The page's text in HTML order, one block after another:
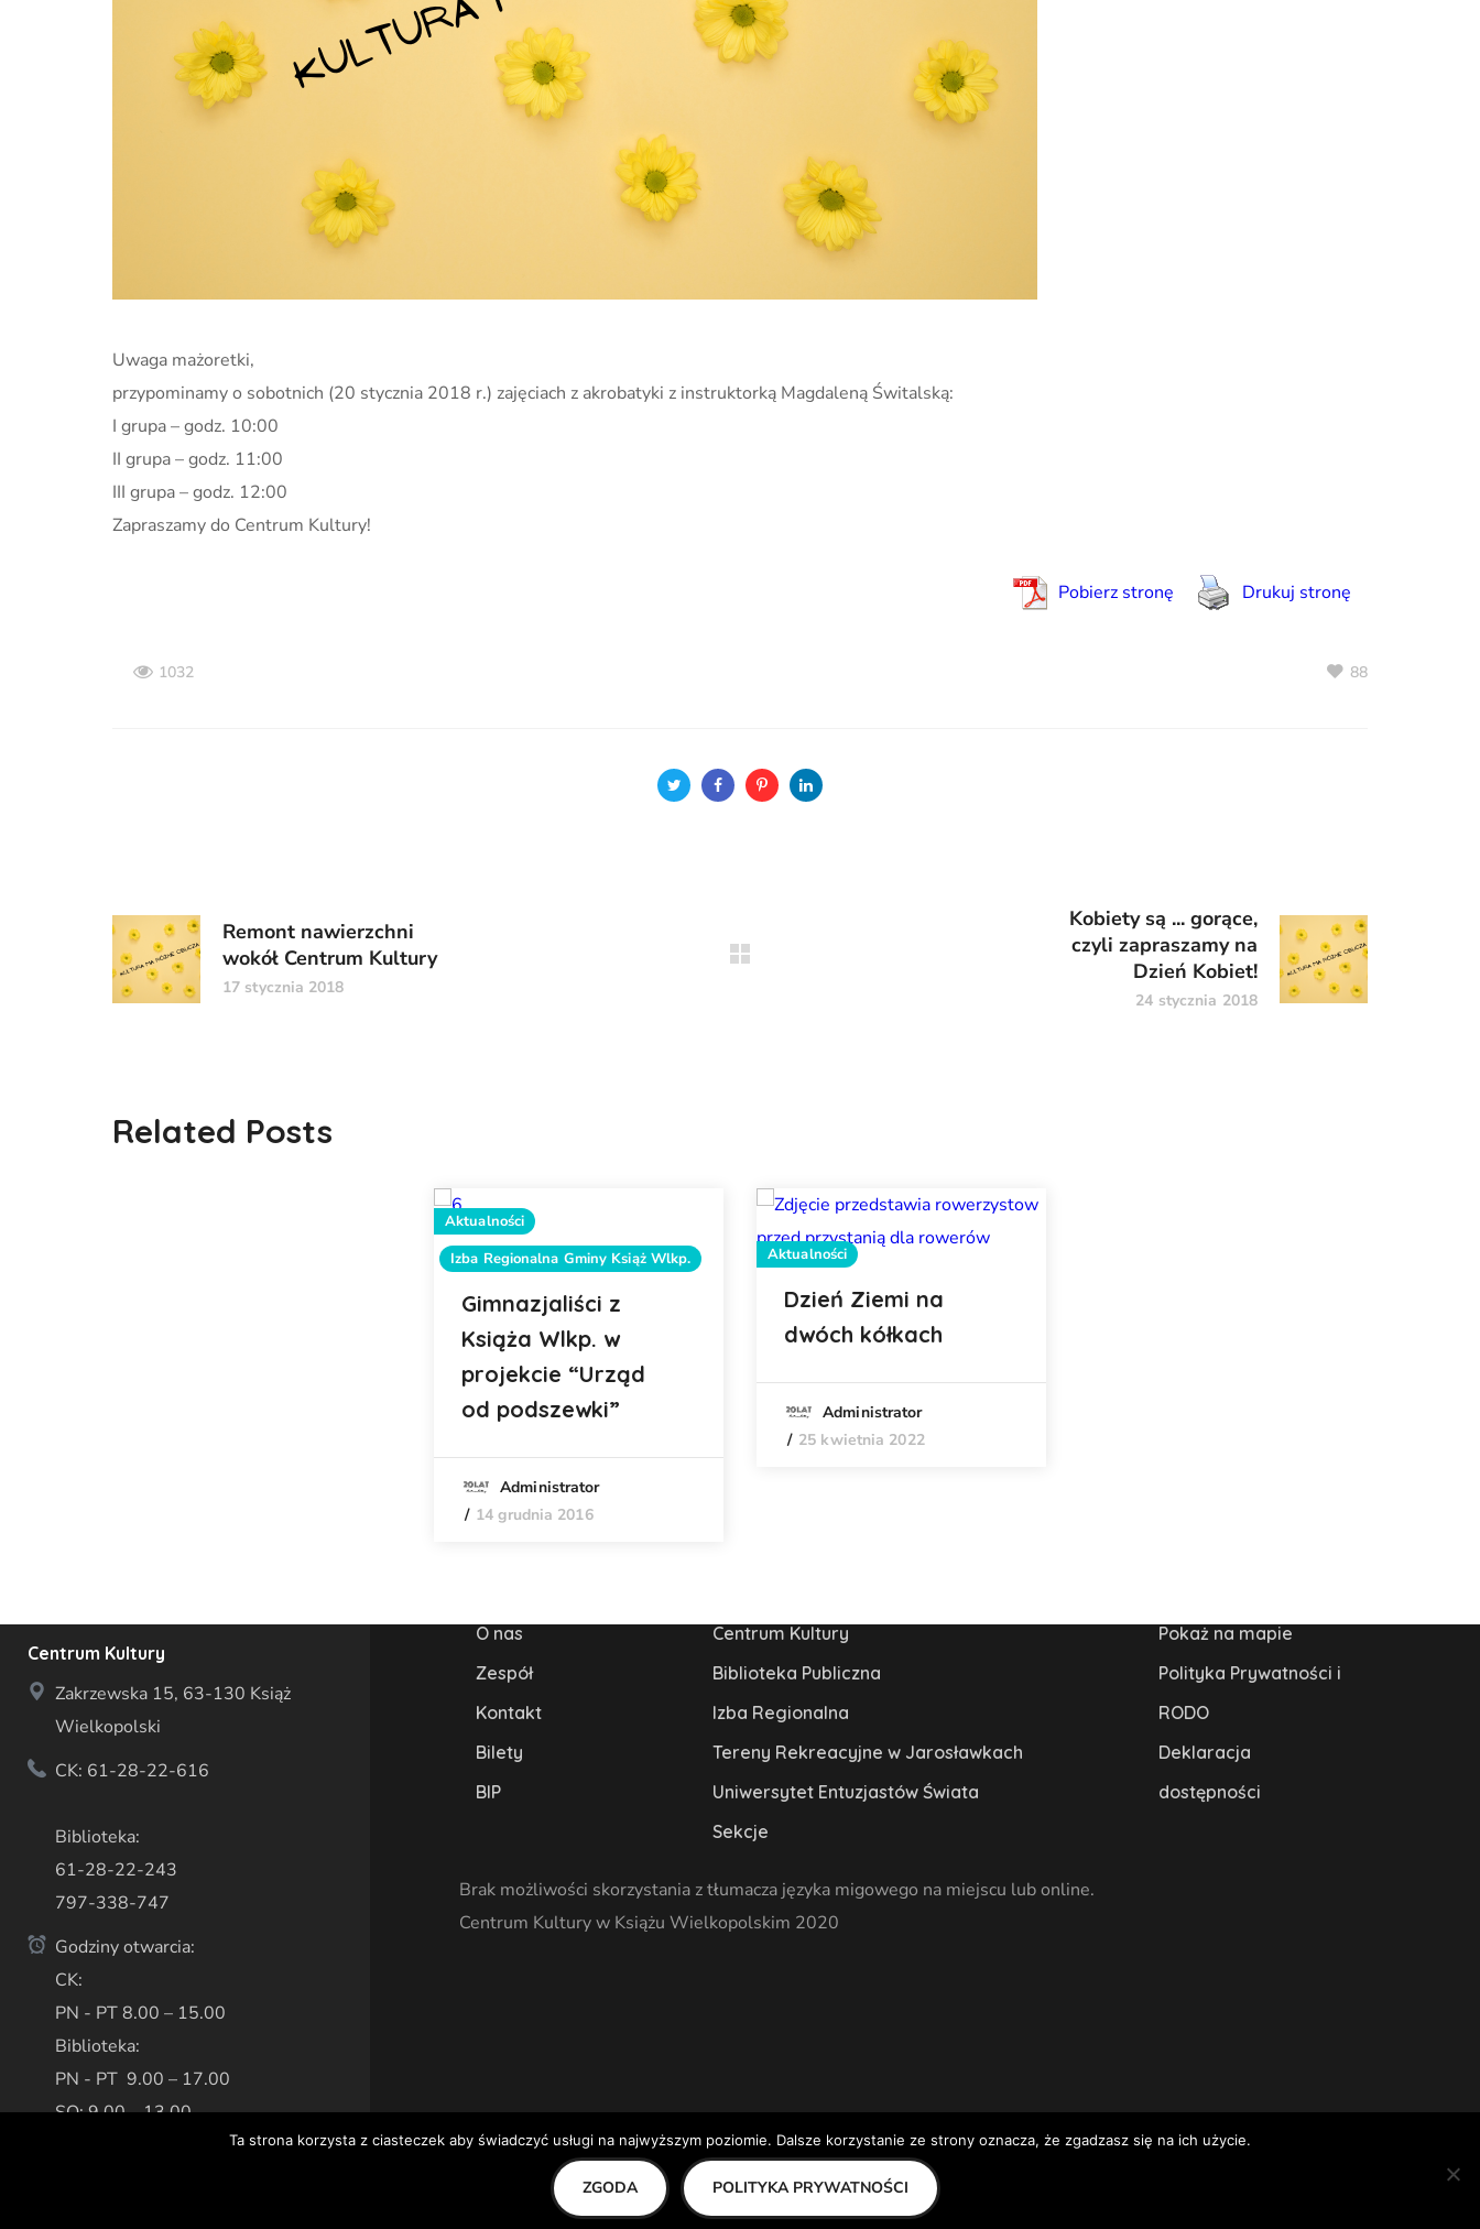
Uwaga mażoretki,
przypominamy o sobotnich (20 stycznia 2018 r.) zajęciach z akrobatyki z instruktorką Magdaleną Świtalską:
I grupa – godz. 10:00
II grupa – godz. 11:00
III grupa – godz. 12:00
Zapraszamy do Centrum Kultury!
Pobierz stronę Drukuj stronę
1032 88
Remont nawierzchni
wokół Centrum Kultury
17 stycznia 2018
Kobiety są ... gorące,
czyli zapraszamy na
Dzień Kobiet!
24 stycznia 2018
Related Posts
Aktualności
Izba Regionalna Gminy Książ Wlkp.
Gimnazjaliści z
Książa Wlkp. w
projekcie “Urząd
od podszewki”
Administrator
14 grudnia 2016
Aktualności
Dzień Ziemi na
dwóch kółkach
Administrator
25 kwietnia 2022
Centrum Kultury
Zakrzewska 15, 63-130 Książ
Wielkopolski
CK: 61-28-22-616
Biblioteka:
61-28-22-243
797-338-747
Godziny otwarcia:
CK:
PN - PT 8.00 – 15.00
Biblioteka:
PN - PT 9.00 – 17.00
SO: 9.00 – 13.00
O nas
Zespół
Kontakt
Bilety
BIP
Centrum Kultury
Biblioteka Publiczna
Izba Regionalna
Tereny Rekreacyjne w Jarosławkach
Uniwersytet Entuzjastów Świata
Sekcje
Pokaż na mapie
Polityka Prywatności i
RODO
Deklaracja
dostępności
Brak możliwości skorzystania z tłumacza języka migowego na miejscu lub online.
Centrum Kultury w Książu Wielkopolskim 2020
Ta strona korzysta z ciasteczek aby świadczyć usługi na najwyższym poziomie. Dalsze korzystanie ze strony oznacza, że zgadzasz się na ich użycie.
ZGODA POLITYKA PRYWATNOŚCI